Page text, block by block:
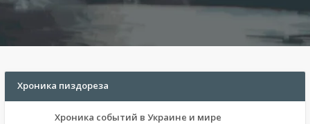
Хроника пиздореза
Хроника событий в Украине и мире